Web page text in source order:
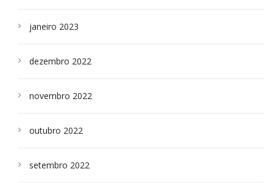
janeiro 2023
dezembro 2022
novembro 2022
outubro 2022
setembro 2022